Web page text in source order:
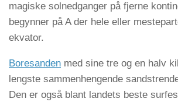
magiske solnedganger på fjerne
begynner på A der hele eller
ekvator.
Boresanden med sine tre og en halv
lengste sammenhengende
Den er også blant landets beste